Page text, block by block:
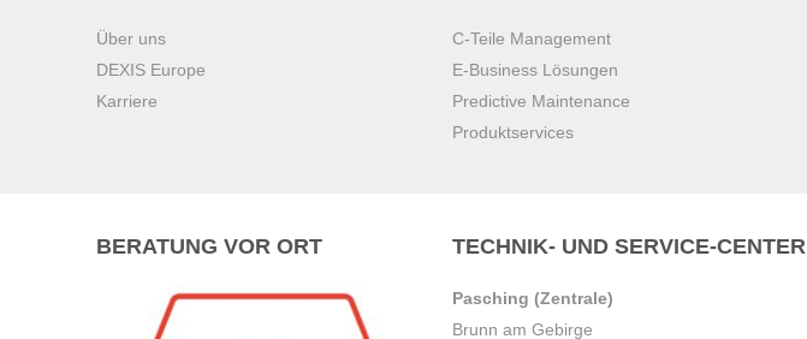
Über uns
DEXIS Europe
Karriere
C-Teile Management
E-Business Lösungen
Predictive Maintenance
Produktservices
BERATUNG VOR ORT TECHNIK- UND SERVICE-CENTER
Pasching (Zentrale)
Brunn am Gebirge